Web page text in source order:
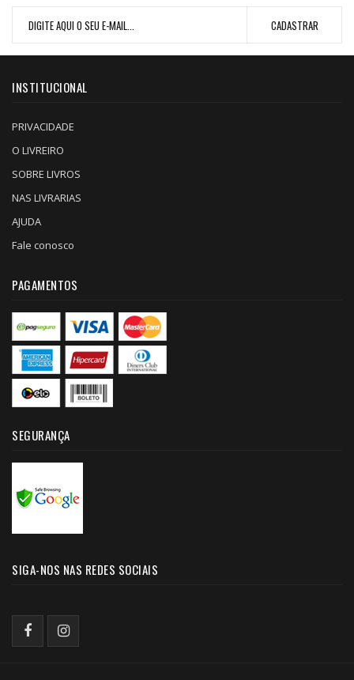
INSTITUCIONAL
PRIVACIDADE
O LIVREIRO
SOBRE LIVROS
NAS LIVRARIAS
AJUDA
Fale conosco
PAGAMENTOS
SEGURANÇA
SIGA-NOS NAS REDES SOCIAIS